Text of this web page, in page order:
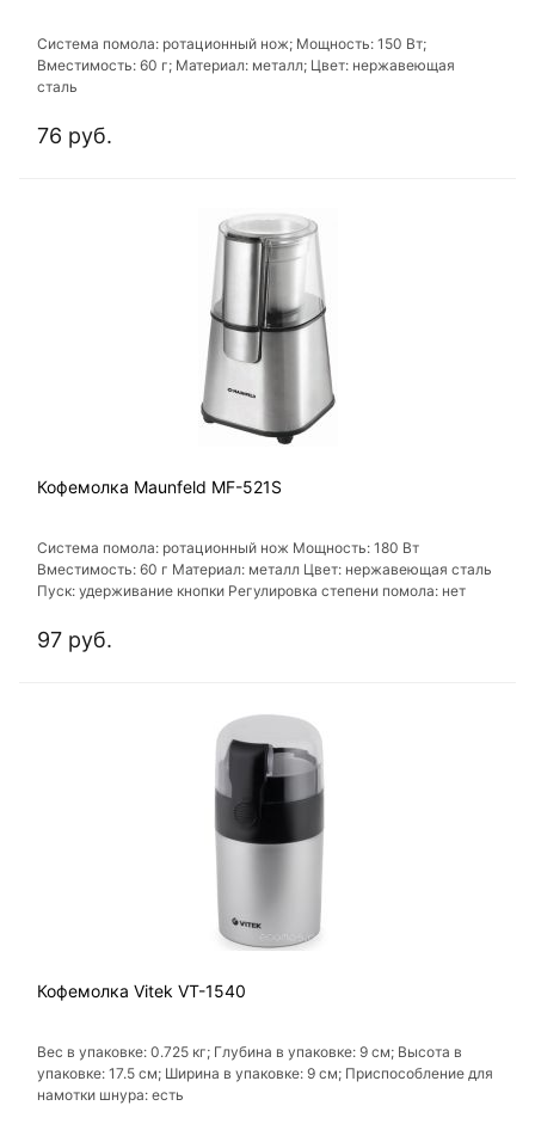
Система помола: ротационный нож; Мощность: 150 Вт;
Вместимость: 60 г; Материал: металл; Цвет: нержавеющая
сталь
76 руб.
Кофемолка Maunfeld MF-521S
Система помола: ротационный нож Мощность: 180 Вт
Вместимость: 60 г Материал: металл Цвет: нержавеющая сталь
Пуск: удерживание кнопки Регулировка степени помола: нет
97 руб.
Кофемолка Vitek VT-1540
Вес в упаковке: 0.725 кг; Глубина в упаковке: 9 см; Высота в
упаковке: 17.5 см; Ширина в упаковке: 9 см; Приспособление для
намотки шнура: есть